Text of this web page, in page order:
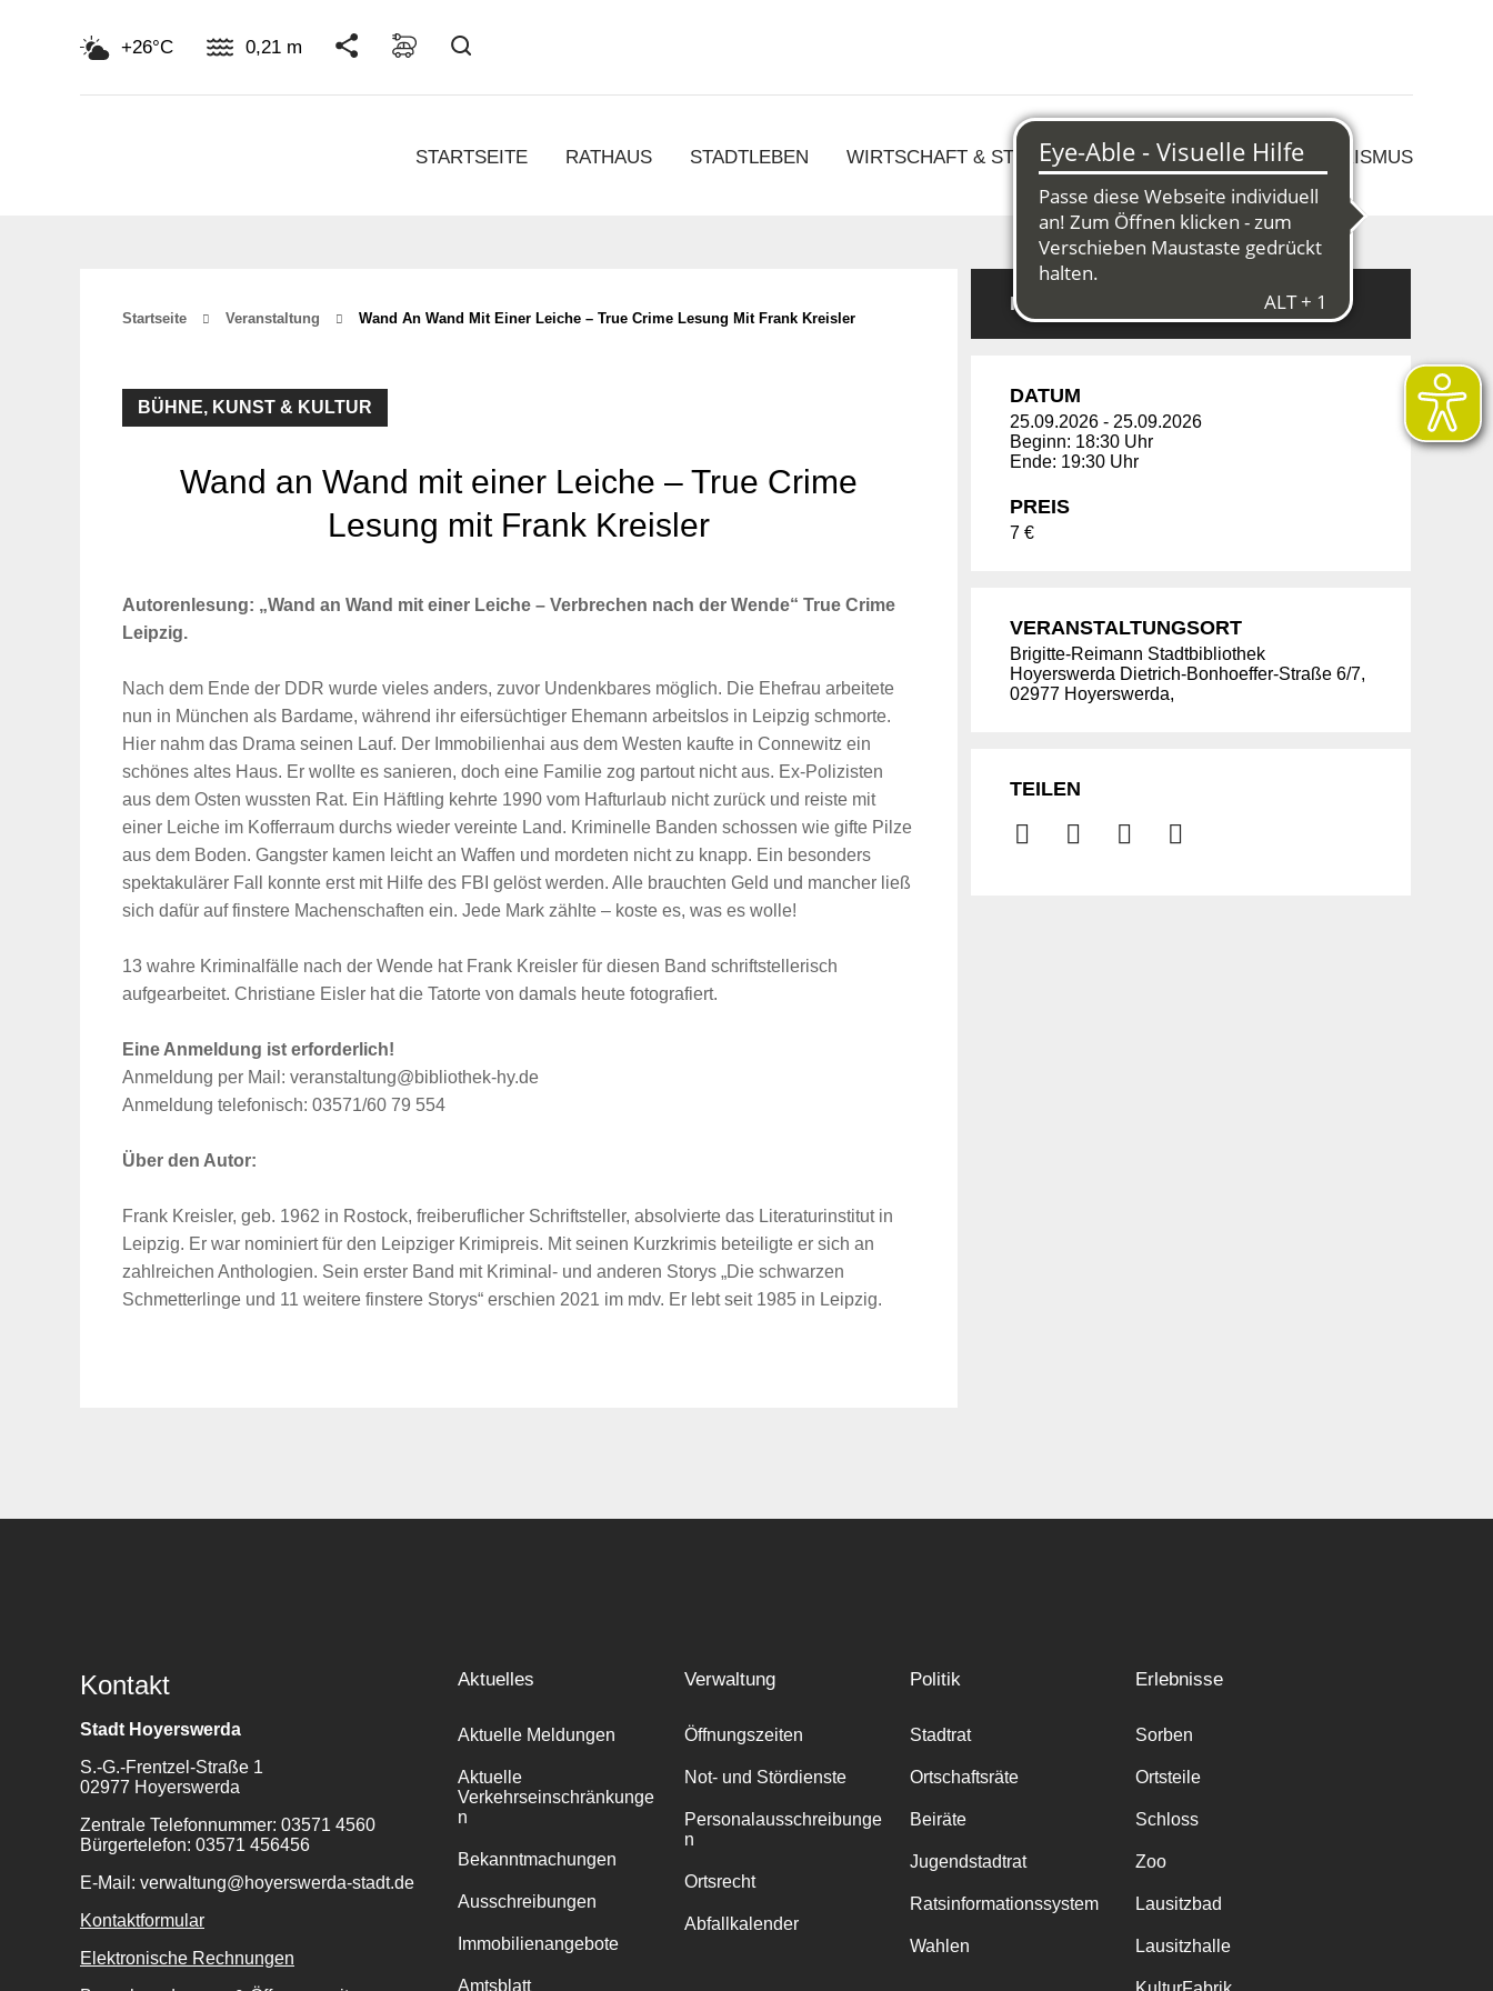
+26°C 0,21 m
STARTSEITE RATHAUS STADTLEBEN WIRTSCHAFT & STRUKTURWANDEL KULTUR & TOURISMUS
Startseite Veranstaltung Wand An Wand Mit Einer Leiche – True Crime Lesung Mit Frank Kreisler
BÜHNE, KUNST & KULTUR
Wand an Wand mit einer Leiche – True Crime
Lesung mit Frank Kreisler
Autorenlesung: „Wand an Wand mit einer Leiche – Verbrechen nach der Wende“ True Crime
Leipzig.
Nach dem Ende der DDR wurde vieles anders, zuvor Undenkbares möglich. Die Ehefrau arbeitete
nun in München als Bardame, während ihr eifersüchtiger Ehemann arbeitslos in Leipzig schmorte.
Hier nahm das Drama seinen Lauf. Der Immobilienhai aus dem Westen kaufte in Connewitz ein
schönes altes Haus. Er wollte es sanieren, doch eine Familie zog partout nicht aus. Ex-Polizisten
aus dem Osten wussten Rat. Ein Häftling kehrte 1990 vom Hafturlaub nicht zurück und reiste mit
einer Leiche im Kofferraum durchs wieder vereinte Land. Kriminelle Banden schossen wie gifte Pilze
aus dem Boden. Gangster kamen leicht an Waffen und mordeten nicht zu knapp. Ein besonders
spektakulärer Fall konnte erst mit Hilfe des FBI gelöst werden. Alle brauchten Geld und mancher ließ
sich dafür auf finstere Machenschaften ein. Jede Mark zählte – koste es, was es wolle!
13 wahre Kriminalfälle nach der Wende hat Frank Kreisler für diesen Band schriftstellerisch
aufgearbeitet. Christiane Eisler hat die Tatorte von damals heute fotografiert.
Eine Anmeldung ist erforderlich!
Anmeldung per Mail: veranstaltung@bibliothek-hy.de
Anmeldung telefonisch: 03571/60 79 554
Über den Autor:
Frank Kreisler, geb. 1962 in Rostock, freiberuflicher Schriftsteller, absolvierte das Literaturinstitut in
Leipzig. Er war nominiert für den Leipziger Krimipreis. Mit seinen Kurzkrimis beteiligte er sich an
zahlreichen Anthologien. Sein erster Band mit Kriminal- und anderen Storys „Die schwarzen
Schmetterlinge und 11 weitere finstere Storys“ erschien 2021 im mdv. Er lebt seit 1985 in Leipzig.
Informationen
DATUM
25.09.2026 - 25.09.2026
Beginn: 18:30 Uhr
Ende: 19:30 Uhr
PREIS
7 €
VERANSTALTUNGSORT
Brigitte-Reimann Stadtbibliothek
Hoyerswerda Dietrich-Bonhoeffer-Straße 6/7,
02977 Hoyerswerda,
TEILEN
Kontakt
Stadt Hoyerswerda
S.-G.-Frentzel-Straße 1
02977 Hoyerswerda
Zentrale Telefonnummer: 03571 4560
Bürgertelefon: 03571 456456
E-Mail: verwaltung@hoyerswerda-stadt.de
Kontaktformular
Elektronische Rechnungen
Aktuelles
Aktuelle Meldungen
Aktuelle
Verkehrseinschränkunge
n
Bekanntmachungen
Ausschreibungen
Immobilienangebote
Amtsblatt
Verwaltung
Öffnungszeiten
Not- und Stördienste
Personalausschreibunge
n
Ortsrecht
Abfallkalender
Politik
Stadtrat
Ortschaftsräte
Beiräte
Jugendstadtrat
Ratsinformationssystem
Wahlen
Erlebnisse
Sorben
Ortsteile
Schloss
Zoo
Lausitzbad
Lausitzhalle